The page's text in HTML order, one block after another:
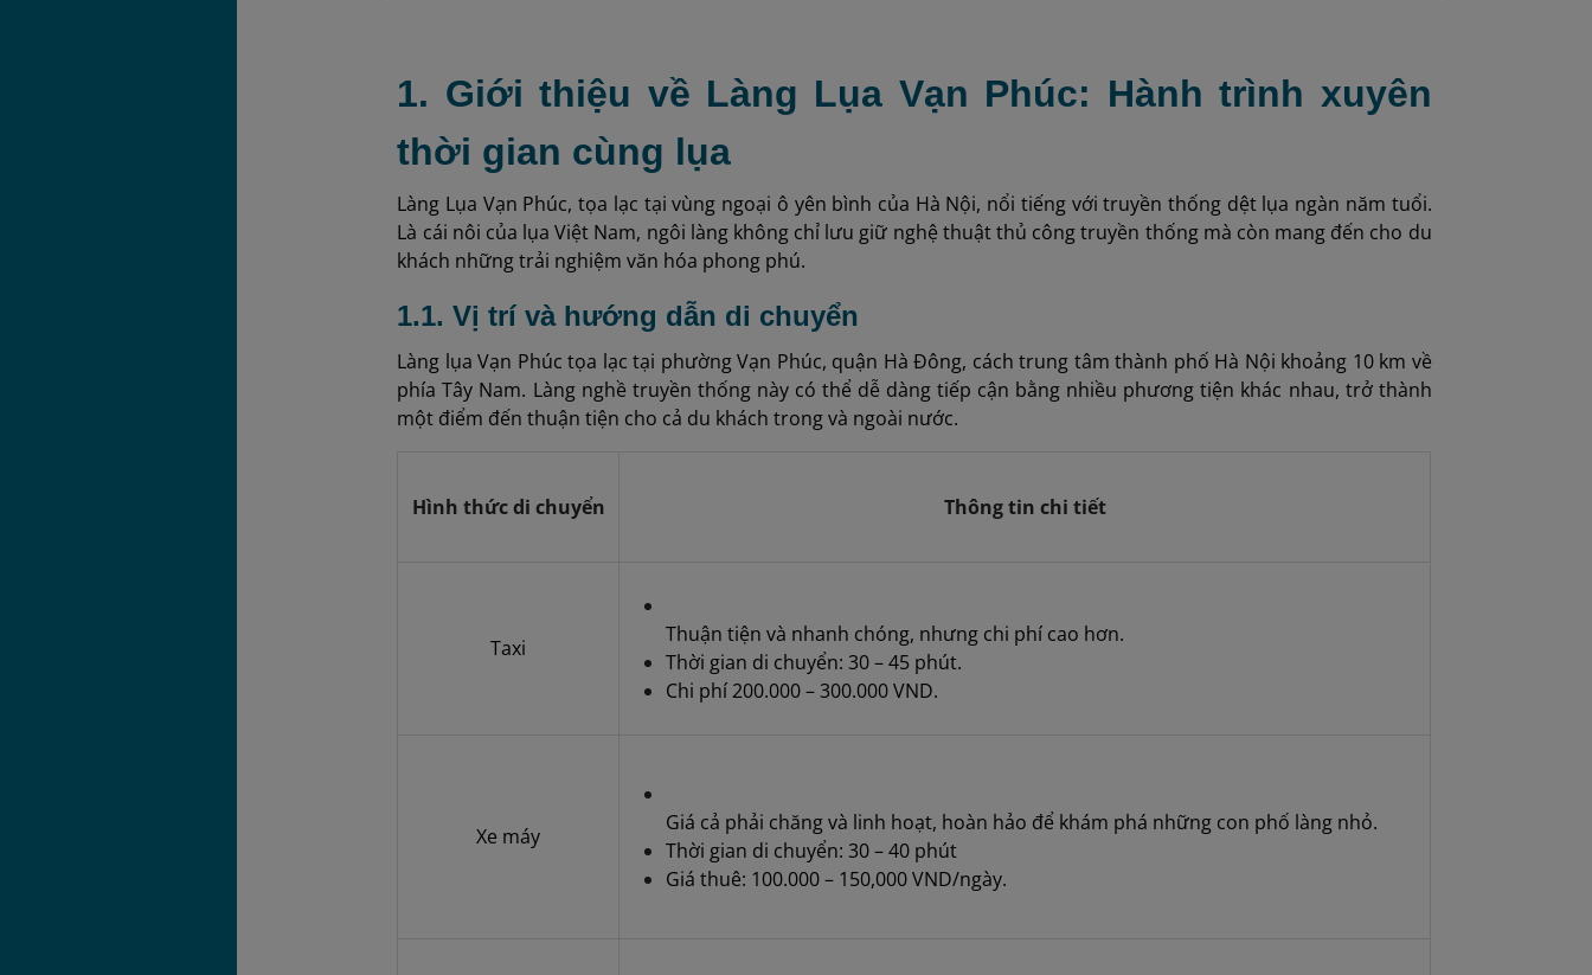
1. Giới thiệu về Làng Lụa Vạn Phúc: Hành trình xuyên
thời gian cùng lụa
Làng Lụa Vạn Phúc, tọa lạc tại vùng ngoại ô yên bình của Hà Nội, nổi tiếng với truyền thống dệt lụa ngàn năm tuổi.
Là cái nôi của lụa Việt Nam, ngôi làng không chỉ lưu giữ nghệ thuật thủ công truyền thống mà còn mang đến cho du
khách những trải nghiệm văn hóa phong phú.
1.1. Vị trí và hướng dẫn di chuyển
Làng lụa Vạn Phúc tọa lạc tại phường Vạn Phúc, quận Hà Đông, cách trung tâm thành phố Hà Nội khoảng 10 km về
phía Tây Nam. Làng nghề truyền thống này có thể dễ dàng tiếp cận bằng nhiều phương tiện khác nhau, trở thành
một điểm đến thuận tiện cho cả du khách trong và ngoài nước.
Hình thức di chuyển Thông tin chi tiết
Taxi
Thuận tiện và nhanh chóng, nhưng chi phí cao hơn.
Thời gian di chuyển: 30 – 45 phút.
Chi phí 200.000 – 300.000 VND.
Xe máy
Giá cả phải chăng và linh hoạt, hoàn hảo để khám phá những con phố làng nhỏ.
Thời gian di chuyển: 30 – 40 phút
Giá thuê: 100.000 – 150,000 VND/ngày.